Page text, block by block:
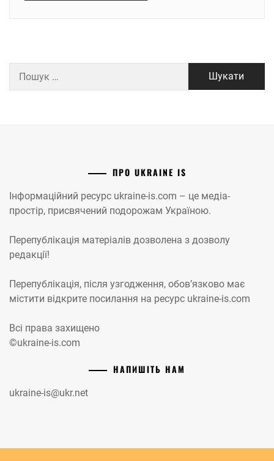
ПРО UKRAINE IS
Інформаційний ресурс ukraine-is.com – це медіа-
простір, присвячений подорожам Україною.
Перепублікація матеріалів дозволена з дозволу
редакції!
Перепублікація, після узгодження, обов’язково має
містити відкрите посилання на ресурс ukraine-is.com
Всі права захищено
©ukraine-is.com
НАПИШІТЬ НАМ
ukraine-is@ukr.net